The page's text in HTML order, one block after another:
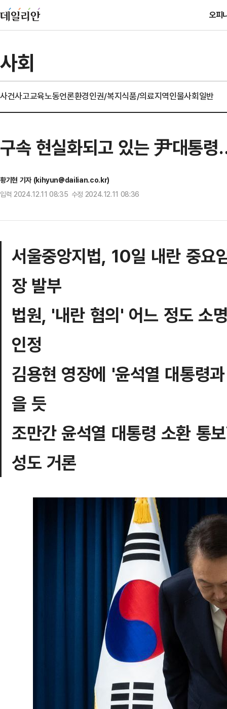
오피
사회
사건사고교육노동언론환경인권/복지식품/의료지역인물사회일반
구속 현실화되고 있는 尹대통
황기현 기자 (kihyun@dailian.co.kr)
입력 2024.12.11 08:35 수정 2024.12.11 08:36
서울중앙지법, 10일 내란 중요
장 발부
법원, '내란 혐의' 어느 정도 소
인정
김용현 영장에 '윤석열 대통령
을 듯
조만간 윤석열 대통령 소환 통
성도 거론